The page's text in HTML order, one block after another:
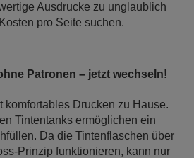
Ausdrucke zu unglaublich
pro Seite suchen.
Patronen – jetzt wechseln!
komfortables Drucken zu Hause.
Tintentanks ermöglichen ein
Da die Tintenflaschen über
Prinzip funktionieren, kann nur